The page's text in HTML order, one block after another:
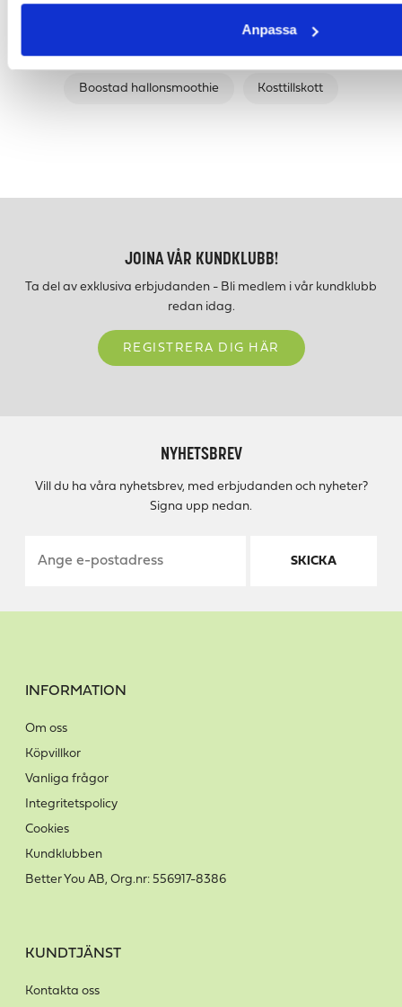
Anpassa
D-Vitamin Vitaminer Vitaminer
Boostad hallonsmoothie Kosttillskott
JOINA VÅR KUNDKLUBB!
Ta del av exklusiva erbjudanden - Bli medlem i vår kundklubb
redan idag.
REGISTRERA DIG HÄR
NYHETSBREV
Vill du ha våra nyhetsbrev, med erbjudanden och nyheter?
Signa upp nedan.
SKICKA
INFORMATION
Om oss
Köpvillkor
Vanliga frågor
Integritetspolicy
Cookies
Kundklubben
Better You AB, Org.nr: 556917-8386
KUNDTJÄNST
Kontakta oss